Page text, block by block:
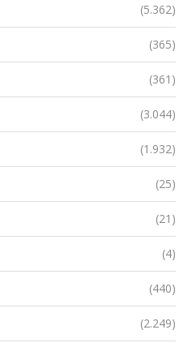
(5.362)
(365)
(361)
(3.044)
(1.932)
(25)
(21)
(4)
(440)
(2.249)